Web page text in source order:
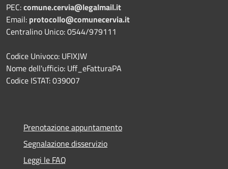
PEC:comune.cervia@legalmail.it
Email: protocollo@comunecervia.it
Centralino Unico: 0544/979111
Codice Univoco: UFIXJW
Nome dell'ufficio: Uff_eFatturaPA
Codice ISTAT: 039007
Prenotazione appuntamento
Segnalazione disservizio
Leggi le FAQ